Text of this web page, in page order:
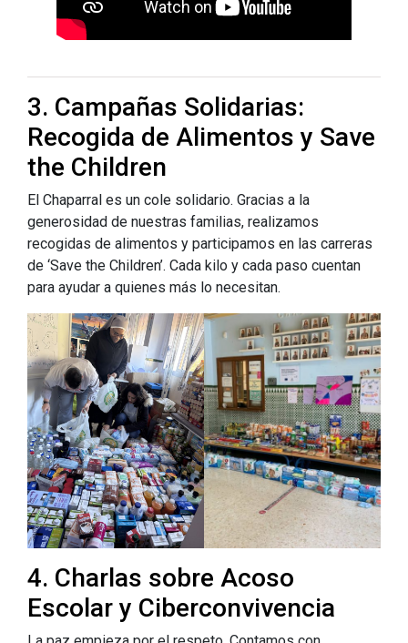
3. Campañas Solidarias:
Recogida de Alimentos y Save
the Children
El Chaparral es un cole solidario. Gracias a la
generosidad de nuestras familias, realizamos
recogidas de alimentos y participamos en las carreras
de ‘Save the Children’. Cada kilo y cada paso cuentan
para ayudar a quienes más lo necesitan.
4. Charlas sobre Acoso
Escolar y Ciberconvivencia